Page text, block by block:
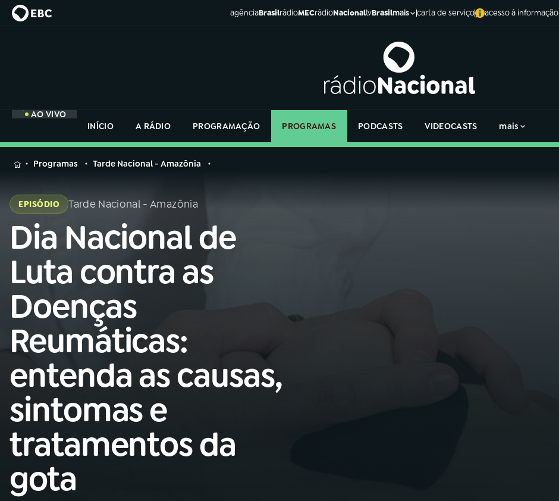
agênciaBrasilrádioMECrádioNacionaltvBrasilmais carta de serviço acesso à informação
AO VIVO
INÍCIO
A RÁDIO PROGRAMAÇÃO PROGRAMAS PODCASTS VIDEOCASTS mais
MENU
Buscar
na
Rádio
Nacional
AO VIVO
01INÍCIO
02A RÁDIO
03 PROGRAMAÇÃO
PROGRAMAS
05PODCASTS
na
Rádio
Nacional
Programas Tarde Nacional - Amazônia
EPISÓDIO Tarde Nacional - Amazônia
Dia Nacional de
Luta contra as
Doenças
Reumáticas:
entenda as causas,
sintomas e
tratamentos da
gota